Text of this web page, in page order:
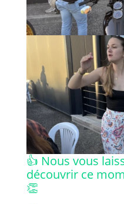
👍 Nous vous
découvrir ce
👏